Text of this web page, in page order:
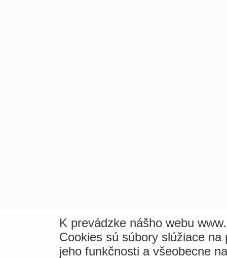
K prevádzke nášho webu
Cookies sú súbory slúžiace
jeho funkčnosti a všeobecne